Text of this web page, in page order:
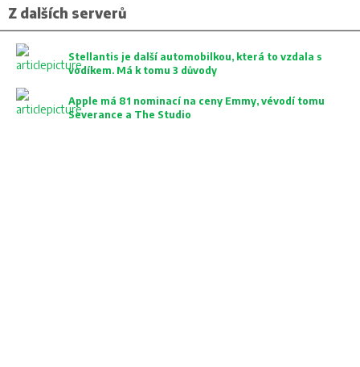
Z dalších serverů
Stellantis je další automobilkou, která to vzdala s
vodíkem. Má k tomu 3 důvody
Apple má 81 nominací na ceny Emmy, vévodí tomu
Severance a The Studio